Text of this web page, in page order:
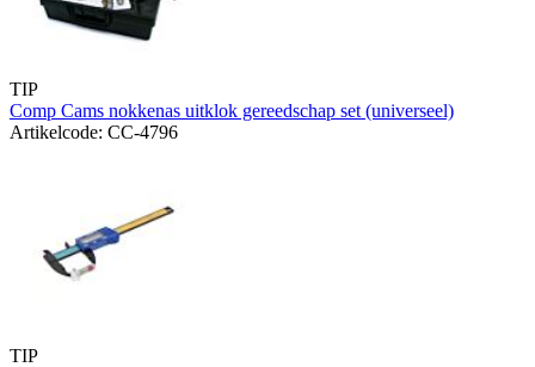
TIP
Comp Cams nokkenas uitklok gereedschap set (universeel)
Artikelcode: CC-4796
TIP